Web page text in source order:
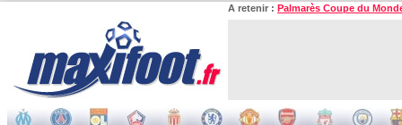
A retenir : Palmarès Coupe du